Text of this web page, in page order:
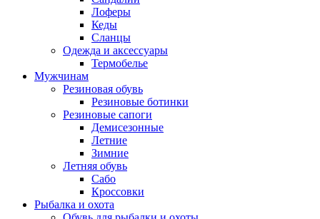
Лоферы
Кеды
Сланцы
Одежда и аксессуары
Термобелье
Мужчинам
Резиновая обувь
Резиновые ботинки
Резиновые сапоги
Демисезонные
Летние
Зимние
Летняя обувь
Сабо
Кроссовки
Рыбалка и охота